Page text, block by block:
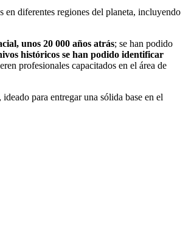
en diferentes regiones del planeta, incluyendo
unos 20 000 años atrás; se han podido
históricos se han podido identificar
profesionales capacitados en el área de
, ideado para entregar una sólida base en el